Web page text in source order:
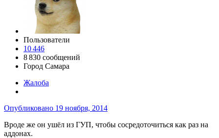
Пользователи
10 446
8 830 сообщений
Город Самара
Жалоба
Опубликовано 19 ноября, 2014
Вроде же он ушёл из ГУП, чтобы сосредоточиться как раз на
аддонах.